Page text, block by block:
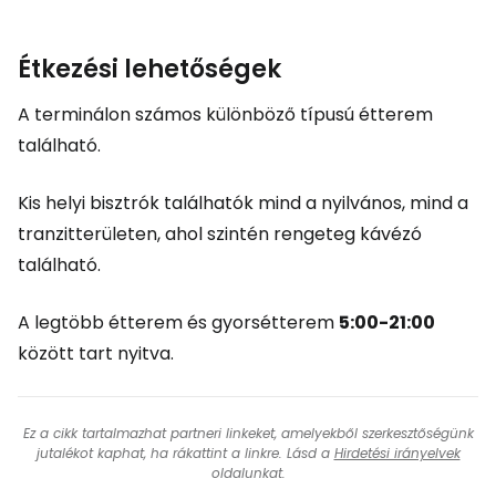
Étkezési lehetőségek
A terminálon számos különböző típusú étterem
található.
Kis helyi bisztrók találhatók mind a nyilvános, mind a
tranzitterületen, ahol szintén rengeteg kávézó
található.
A legtöbb étterem és gyorsétterem 5:00-21:00
között tart nyitva.
Ez a cikk tartalmazhat partneri linkeket, amelyekből szerkesztőségünk
jutalékot kaphat, ha rákattint a linkre. Lásd a Hirdetési irányelvek
oldalunkat.